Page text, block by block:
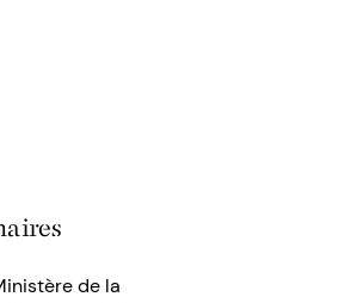
de la